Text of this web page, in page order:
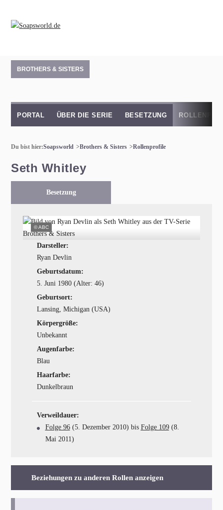
BROTHERS & SISTERS
PORTAL ÜBER DIE SERIE BESETZUNG
Du bist hier:Soapsworld Brothers & Sisters Rollenprofile
Seth Whitley
Besetzung
© ABC
Darsteller:
Ryan Devlin
Geburtsdatum:
5. Juni 1980 (Alter: 46)
Geburtsort:
Lansing, Michigan (USA)
Körpergröße:
Unbekannt
Augenfarbe:
Blau
Haarfarbe:
Dunkelbraun
Verweildauer:
Folge 96(5. Dezember 2010) bis Folge 109(8.
Mai 2011)
Beziehungen zu anderen Rollen anzeigen